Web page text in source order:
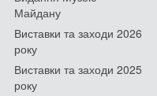
Майдану
Виставки та заходи 2026
року
Виставки та заходи 2025
року